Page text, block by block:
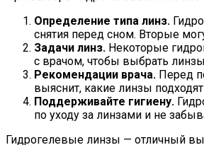
Определение типа линз.
снятия перед сном. Вторые
Задачи линз. Некоторые
с врачом, чтобы выбрать
Рекомендации врача. Перед
выяснит, какие линзы
Поддерживайте гигиену.
по уходу за линзами и не
Гидрогелевые линзы — отличный